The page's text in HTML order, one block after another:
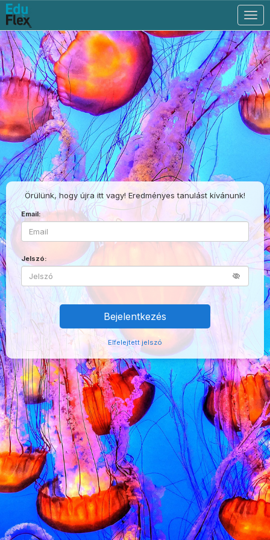
Örülünk, hogy újra itt vagy! Eredményes tanulást kívánunk!
Email:
Jelszó:
Bejelentkezés
Elfelejtett jelszó